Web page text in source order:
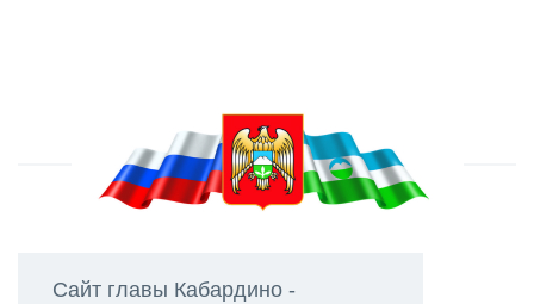
Сайт главы Кабардино -